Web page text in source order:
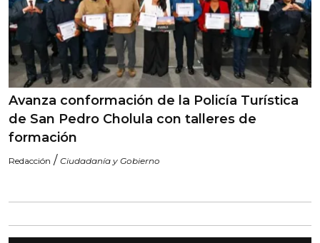
Avanza conformación de la Policía Turística
de San Pedro Cholula con talleres de
formación
Redacción / Ciudadanía y Gobierno